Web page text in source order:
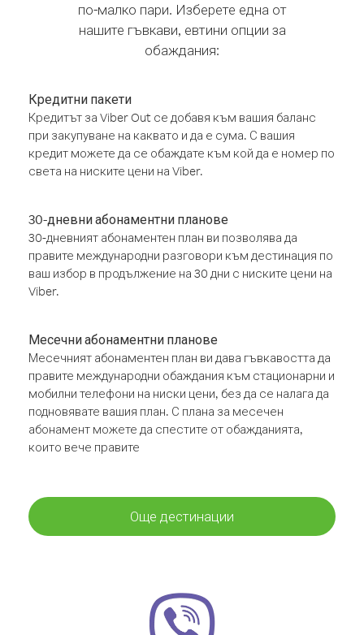
по-малко пари. Изберете една от
нашите гъвкави, евтини опции за
обаждания:
Кредитни пакети
Кредитът за Viber Out се добавя към вашия баланс
при закупуване на каквато и да е сума. С вашия
кредит можете да се обаждате към кой да е номер по
света на ниските цени на Viber.
30-дневни абонаментни планове
30-дневният абонаментен план ви позволява да
правите международни разговори към дестинация по
ваш избор в продължение на 30 дни с ниските цени на
Viber.
Месечни абонаментни планове
Месечният абонаментен план ви дава гъвкавостта да
правите международни обаждания към стационарни и
мобилни телефони на ниски цени, без да се налага да
подновявате вашия план. С плана за месечен
абонамент можете да спестите от обажданията,
които вече правите
Още дестинации